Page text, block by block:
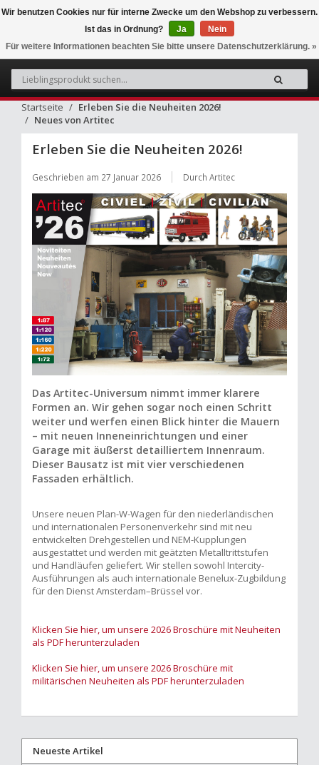
0
Startseite
Erleben Sie die Neuheiten 2026!
Neues von Artitec
Erleben Sie die Neuheiten 2026!
Geschrieben am 27 Januar 2026 Durch Artitec
Das Artitec-Universum nimmt immer klarere
Formen an. Wir gehen sogar noch einen Schritt
weiter und werfen einen Blick hinter die Mauern
– mit neuen Inneneinrichtungen und einer
Garage mit äußerst detailliertem Innenraum.
Dieser Bausatz ist mit vier verschiedenen
Fassaden erhältlich.
Unsere neuen Plan-W-Wagen für den niederländischen
und internationalen Personenverkehr sind mit neu
entwickelten Drehgestellen und NEM-Kupplungen
ausgestattet und werden mit geätzten Metalltrittstufen
und Handläufen geliefert. Wir stellen sowohl Intercity-
Ausführungen als auch internationale Benelux-Zugbildung
für den Dienst Amsterdam–Brüssel vor.
Klicken Sie hier, um unsere 2026 Broschüre mit Neuheiten
als PDF herunterzuladen
Klicken Sie hier, um unsere 2026 Broschüre mit
militärischen Neuheiten als PDF herunterzuladen
Neueste Artikel
Wir benutzen Cookies nur für interne Zwecke um den Webshop zu verbessern.
Ist das in Ordnung?
Ja
Nein
Für weitere Informationen beachten Sie bitte unsere Datenschutzerklärung. »